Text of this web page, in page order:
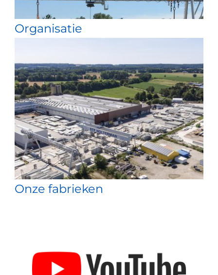
Organisatie
Onze fabrieken